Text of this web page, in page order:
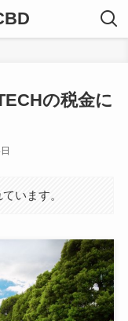
の税金に
います。